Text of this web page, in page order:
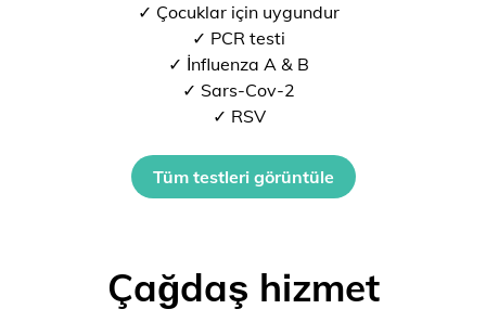
✓ Çocuklar için uygundur
✓ PCR testi
✓ İnfluenza A & B
✓ Sars-Cov-2
✓ RSV
Tüm testleri görüntüle
Çağdaş hizmet